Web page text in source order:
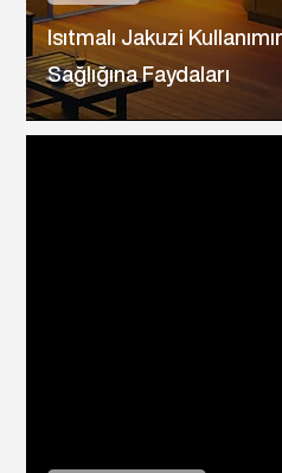
Isıtmalı Jakuzi
Sağlığına Faydaları